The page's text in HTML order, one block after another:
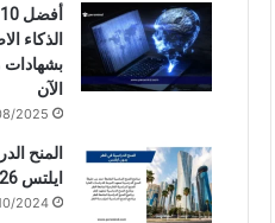
بشهادات
الآن
2025
المنح
ايلتس 2026
2024